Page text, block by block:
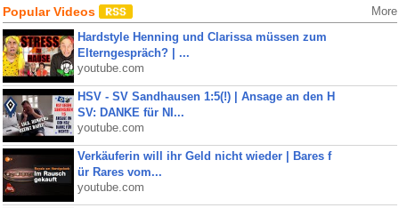
Popular Videos More
Hardstyle Henning und Clarissa müssen zum
Elterngespräch? | ...
youtube.com
HSV - SV Sandhausen 1:5(!) | Ansage an den H
SV: DANKE für NI...
youtube.com
Verkäuferin will ihr Geld nicht wieder | Bares f
ür Rares vom...
youtube.com